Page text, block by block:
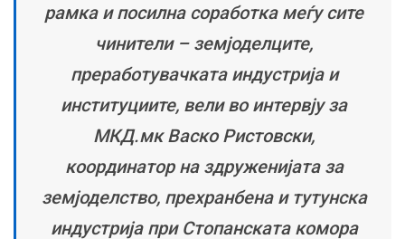
рамка и посилна соработка меѓу сите
чинители – земјоделците,
преработувачката индустрија и
институциите, вели во интервју за
МКД.мк Васко Ристовски,
координатор на здруженијата за
земјоделство, прехранбена и тутунска
индустрија при Стопанската комора